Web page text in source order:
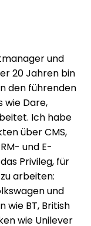
und
20 Jahren bin
den führenden
wie Dare,
Ich habe
über CMS,
und E-
Privileg, für
arbeiten:
und
wie BT, British
wie Unilever